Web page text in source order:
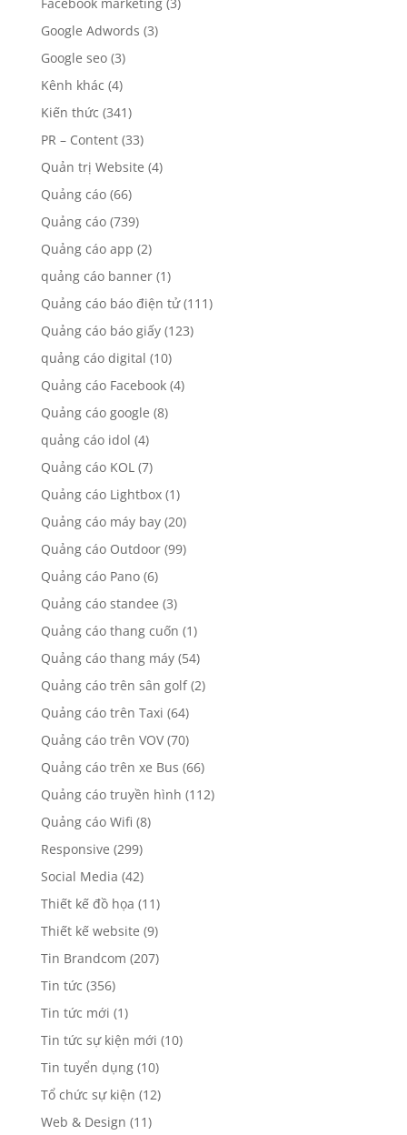
Google Adwords (3)
Google seo(3)
Kênh khác (4)
Kiến thức (341)
PR – Content(33)
Quản trị Website (4)
Quảng cáo(66)
Quảng cáo(739)
Quảng cáo app (2)
quảng cáo banner(1)
Quảng cáo báo điện tử(111)
Quảng cáo báo giấy(123)
quảng cáo digital (10)
Quảng cáo Facebook(4)
Quảng cáo google (8)
quảng cáo idol (4)
Quảng cáo KOL(7)
Quảng cáo Lightbox(1)
Quảng cáo máy bay(20)
Quảng cáo Outdoor(99)
Quảng cáo Pano(6)
Quảng cáo standee (3)
Quảng cáo thang cuốn (1)
Quảng cáo thang máy(54)
Quảng cáo trên sân golf(2)
Quảng cáo trên Taxi (64)
Quảng cáo trên VOV(70)
Quảng cáo trên xe Bus (66)
Quảng cáo truyền hình (112)
Quảng cáo Wifi (8)
Responsive (299)
Social Media (42)
Thiết kế đồ họa (11)
Thiết kế website (9)
Tin Brandcom (207)
Tin tức (356)
Tin tức mới (1)
Tin tức sự kiện mới (10)
Tin tuyển dụng(10)
Tổ chức sự kiện (12)
Web & Design (11)